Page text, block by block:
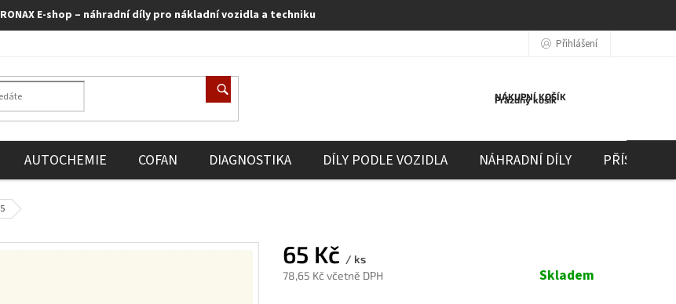
E-shop – náhradní díly pro nákladní vozidla a techniku
Přihlášení
NÁKUPNÍ KOŠÍK
Prázdný košík
AUTOCHEMIE COFAN DIAGNOSTIKA DÍLY PODLE VOZIDLA NÁHRADNÍ DÍLY
65 Kč / ks
78,65 Kč včetně DPH
Skladem